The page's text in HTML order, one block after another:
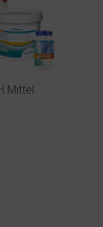
Mittel